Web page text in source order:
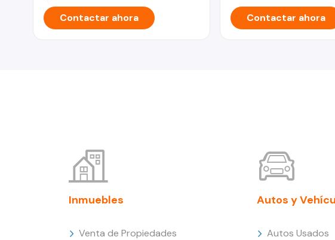
Contactar ahora Contactar ahora
Inmuebles
Venta de Propiedades
Autos y
Autos Usados